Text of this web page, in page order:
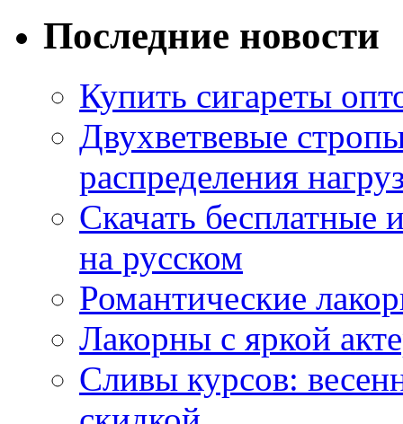
Последние новости
Купить сигареты
Двухветвевые
распределения
Скачать
на русском
Романтические
Лакорны с яркой
Сливы курсов: